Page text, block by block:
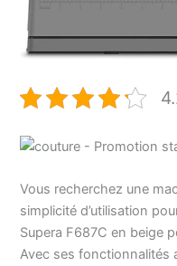
Vous recherchez une
simplicité d’utilisation
Supera F687C en beige
Avec ses fonctionnalités